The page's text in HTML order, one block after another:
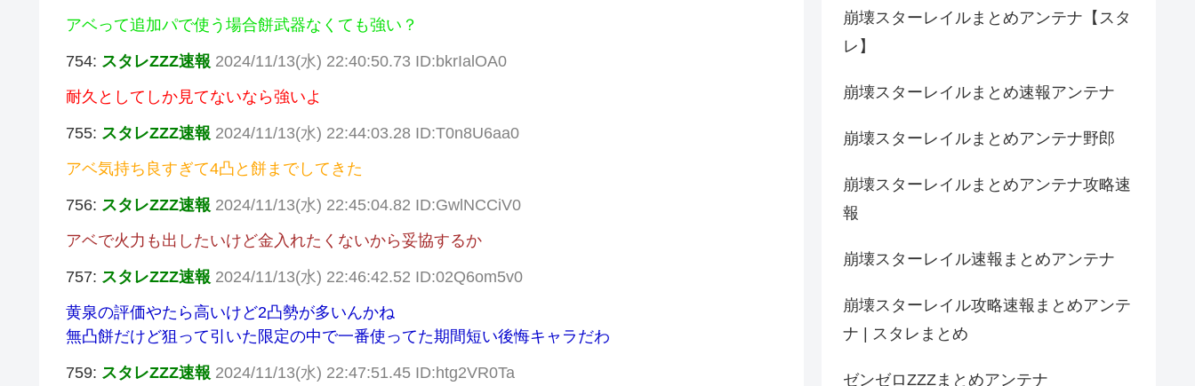
アベって追加パで使う場合餅武器なくても強い？
754: スタレZZZ速報 2024/11/13(水) 22:40:50.73 ID:bkrIalOA0
耐久としてしか見てないなら強いよ
755: スタレZZZ速報 2024/11/13(水) 22:44:03.28 ID:T0n8U6aa0
アベ気持ち良すぎて4凸と餅までしてきた
756: スタレZZZ速報 2024/11/13(水) 22:45:04.82 ID:GwlNCCiV0
アベで火力も出したいけど金入れたくないから妥協するか
757: スタレZZZ速報 2024/11/13(水) 22:46:42.52 ID:02Q6om5v0
黄泉の評価やたら高いけど2凸勢が多いんかね
無凸餅だけど狙って引いた限定の中で一番使ってた期間短い後悔キャラだわ
759: スタレZZZ速報 2024/11/13(水) 22:47:51.45 ID:htg2VR0Ta
崩壊スターレイルまとめアンテナ【スタ
レ】
崩壊スターレイルまとめ速報アンテナ
崩壊スターレイルまとめアンテナ野郎
崩壊スターレイルまとめアンテナ攻略速
報
崩壊スターレイル速報まとめアンテナ
崩壊スターレイル攻略速報まとめアンテ
ナ | スタレまとめ
ゼンゼロZZZまとめアンテナ